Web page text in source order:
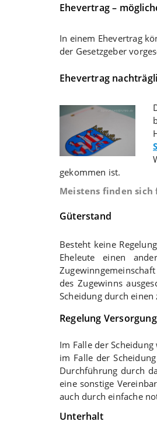
Ehevertrag –
In einem Ehevertrag
der Gesetzgeber
Ehevertrag
gekommen ist.
Meistens finden sich
Güterstand
Besteht keine
Eheleute einen
des Zugewinns
Scheidung durch
Regelung
Im Falle der
im Falle der
Durchführung durch
eine sonstige
auch durch einfache
Unterhalt